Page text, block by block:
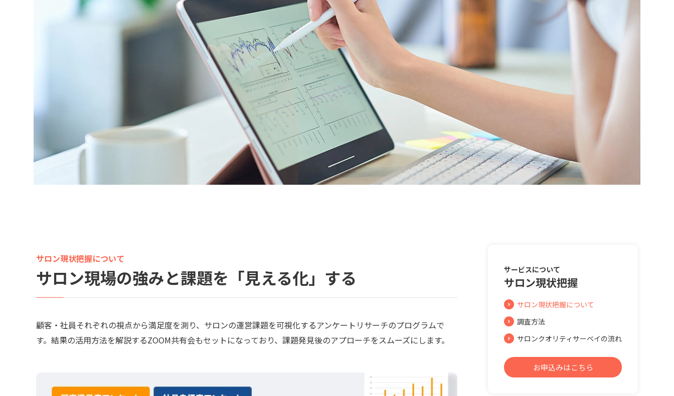
サロン現状把握について
サロン現場の強みと課題を 「見える化」する
顧客・社員それぞれの視点から満足度を測り、サロンの運営課題を可視化するアンケートリサーチのプログラムで
す。結果の活用方法を解説するZOOM共有会もセットになっており、課題発見後のアプローチをスムーズにします。
サービスについて
サロン現状把握
サロン現状把握について
調査方法
サロンクオリティサーベイの流れ
お申込みはこちら